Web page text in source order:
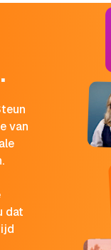
van
dat